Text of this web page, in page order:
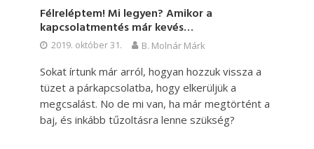
Félreléptem! Mi legyen? Amikor a
kapcsolatmentés már kevés…
2019. október 31. B. Molnár Márk
Sokat írtunk már arról, hogyan hozzuk vissza a
tüzet a párkapcsolatba, hogy elkerüljük a
megcsalást. No de mi van, ha már megtörtént a
baj, és inkább tűzoltásra lenne szükség?